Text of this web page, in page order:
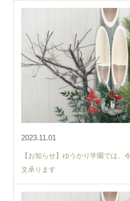
2023.11.01
【お知らせ】ゆうかり学園では、
文承ります